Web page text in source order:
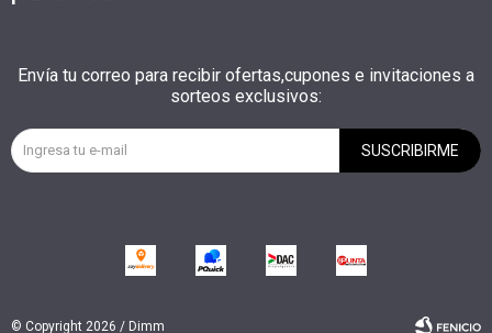
Envía tu correo para recibir ofertas,cupones e invitaciones a
sorteos exclusivos:
SUSCRIBIRME
© Copyright 2026 / Dimm